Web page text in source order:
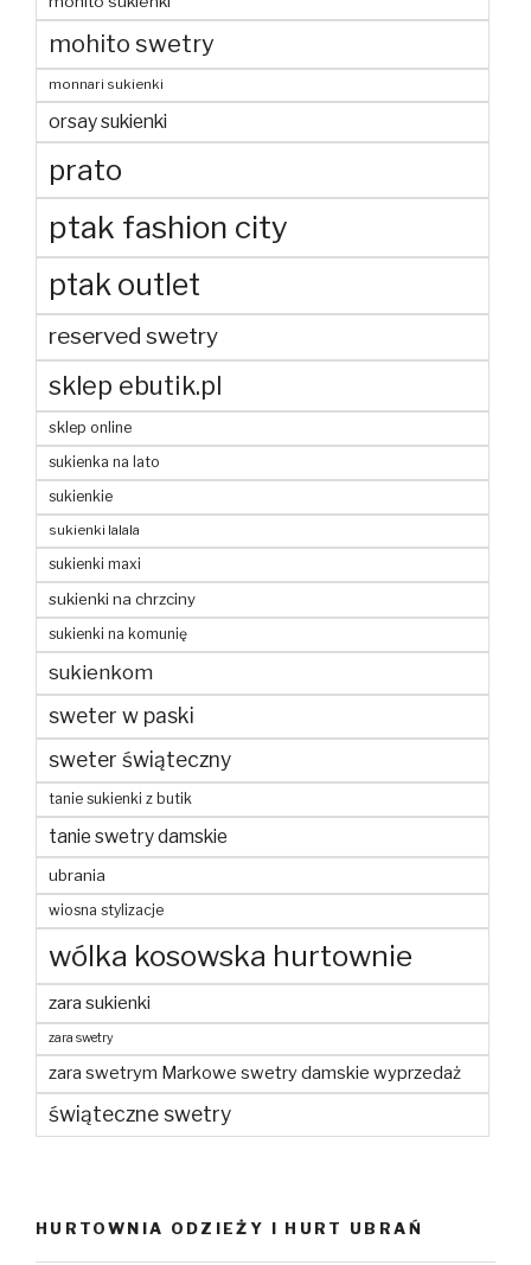
mohito swetry
monnari sukienki
orsay sukienki
prato
ptak fashion city
ptak outlet
reserved swetry
sklep ebutik.pl
sklep online
sukienka na lato
sukienkie
sukienki lalala
sukienki maxi
sukienki na chrzciny
sukienki na komunię
sukienkom
sweter w paski
sweter świąteczny
tanie sukienki z butik
tanie swetry damskie
ubrania
wiosna stylizacje
wólka kosowska hurtownie
zara sukienki
zara swetry
zara swetrym Markowe swetry damskie wyprzedaż
świąteczne swetry
HURTOWNIA ODZIEŻY I HURT UBRAŃ